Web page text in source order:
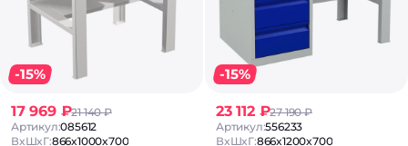
-15%
17 969 ₽21 140 ₽
Артикул:085612
ВxШxГ:866x1000x700
-15%
23 112 ₽27 190 ₽
Артикул:556233
ВxШxГ:866x1200x700